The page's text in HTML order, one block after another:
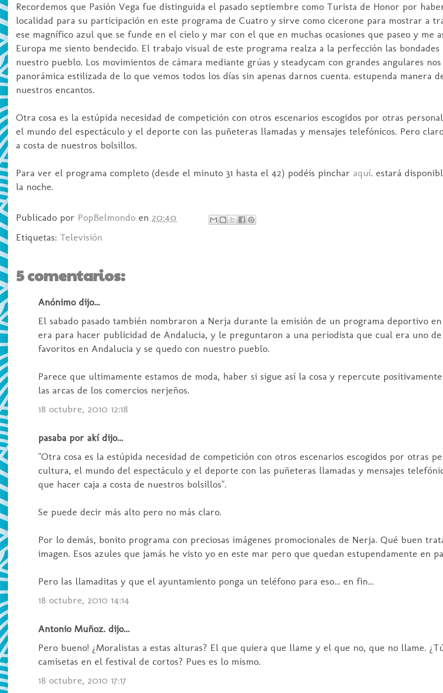
Recordemos que Pasión Vega fue distinguida el pasado septiembre como Turista de Honor por
localidad para su participación en este programa de Cuatro y sirve como cicerone para mostrar a
ese magnífico azul que se funde en el cielo y mar con el que en muchas ocasiones que paseo y me
Europa me siento bendecido. El trabajo visual de este programa realza a la perfección las bondades
nuestro pueblo. Los movimientos de cámara mediante grúas y steadycam con grandes angulares
panorámica estilizada de lo que vemos todos los días sin apenas darnos cuenta. estupenda manera
nuestros encantos.
Otra cosa es la estúpida necesidad de competición con otros escenarios escogidos por otras
el mundo del espectáculo y el deporte con las puñeteras llamadas y mensajes telefónicos. Pero
a costa de nuestros bolsillos.
Para ver el programa completo (desde el minuto 31 hasta el 42) podéis pinchar aquí. estará
la noche.
Publicado por PopBelmondo en 20:40
Etiquetas: Televisión
5 comentarios:
Anónimo dijo...
El sabado pasado también nombraron a Nerja durante la emisión de un programa deportivo en
era para hacer publicidad de Andalucia, y le preguntaron a una periodista que cual era uno de
favoritos en Andalucia y se quedo con nuestro pueblo.
Parece que ultimamente estamos de moda, haber si sigue así la cosa y repercute
las arcas de los comercios nerjeños.
18 octubre, 2010 12:18
pasaba por akí dijo...
"Otra cosa es la estúpida necesidad de competición con otros escenarios escogidos por otras
cultura, el mundo del espectáculo y el deporte con las puñeteras llamadas y mensajes
que hacer caja a costa de nuestros bolsillos".
Se puede decir más alto pero no más claro.
Por lo demás, bonito programa con preciosas imágenes promocionales de Nerja. Qué buen
imagen. Esos azules que jamás he visto yo en este mar pero que quedan estupendamente en
Pero las llamaditas y que el ayuntamiento ponga un teléfono para eso... en fin...
18 octubre, 2010 14:14
Antonio Muñoz. dijo...
Pero bueno! ¿Moralistas a estas alturas? El que quiera que llame y el que no, que no llame.
camisetas en el festival de cortos? Pues es lo mismo.
18 octubre, 2010 17:17